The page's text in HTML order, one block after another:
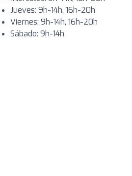
Jueves: 9h-14h, 16h-20h
Viernes: 9h-14h, 16h-20h
Sábado: 9h-14h